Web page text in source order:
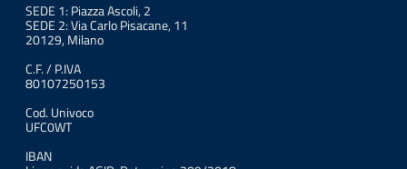
SEDE 1: Piazza Ascoli, 2
SEDE 2: Via Carlo Pisacane, 11
20129, Milano
C.F. / P.IVA
80107250153
Cod. Univoco
UFC0WT
IBAN